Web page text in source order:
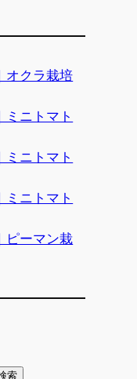
オクラ栽培
ミニトマト
ミニトマト
ミニトマト
ピーマン栽
索